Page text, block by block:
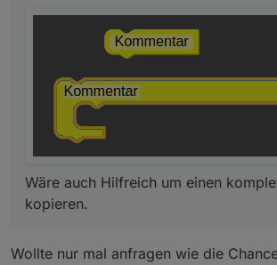
Wäre auch Hilfreich um einen
kopieren.
Wäre auch Hilfreich um einen
kopieren.
Wollte nur mal anfragen wie die